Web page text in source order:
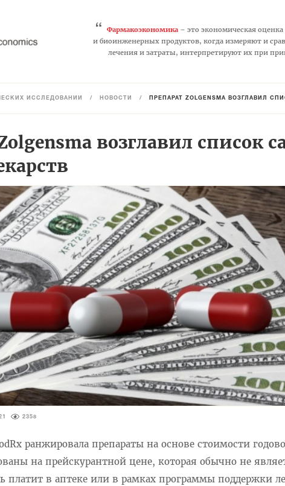
“ Фармакоэкономика– это экономическая
и биоинженерных продуктов, когда измеряют и
лечения и затраты, интерпретируют их при
ИССЛЕДОВАНИЙ / НОВОСТИ / ПРЕПАРАТ ZOLGENSMA ВОЗГЛАВИЛ
возглавил список
2358
ранжировала препараты на основе стоимости
на прейскурантной цене, которая обычно не
платит в аптеке или в рамках программы поддержки